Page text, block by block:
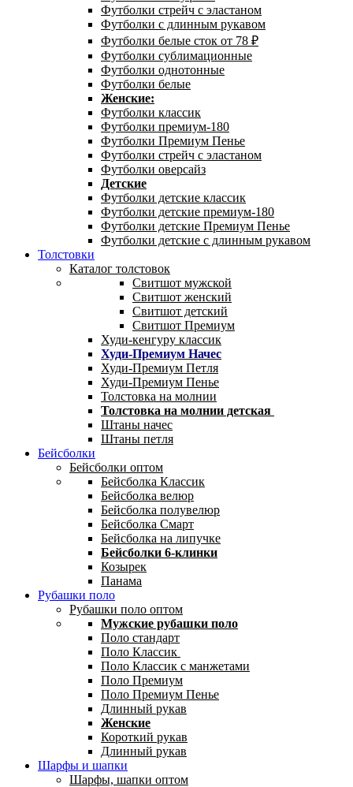
Футболки стрейч с эластаном
Футболки с длинным рукавом
Футболки белые сток от 78 ₽
Футболки сублимационные
Футболки однотонные
Футболки белые
Женские:
Футболки классик
Футболки премиум-180
Футболки Премиум Пенье
Футболки стрейч с эластаном
Футболки оверсайз
Детские
Футболки детские классик
Футболки детские премиум-180
Футболки детские Премиум Пенье
Футболки детские с длинным рукавом
Толстовки
Каталог толстовок
Свитшот мужской
Свитшот женский
Свитшот детский
Свитшот Премиум
Худи-кенгуру классик
Худи-Премиум Начес
Худи-Премиум Петля
Худи-Премиум Пенье
Толстовка на молнии
Толстовка на молнии детская
Штаны начес
Штаны петля
Бейсболки
Бейсболки оптом
Бейсболка Классик
Бейсболка велюр
Бейсболка полувелюр
Бейсболка Смарт
Бейсболка на липучке
Бейсболки 6-клинки
Козырек
Панама
Рубашки поло
Рубашки поло оптом
Мужские рубашки поло
Поло стандарт
Поло Классик
Поло Классик с манжетами
Поло Премиум
Поло Премиум Пенье
Длинный рукав
Женские
Короткий рукав
Длинный рукав
Шарфы и шапки
Шарфы, шапки оптом